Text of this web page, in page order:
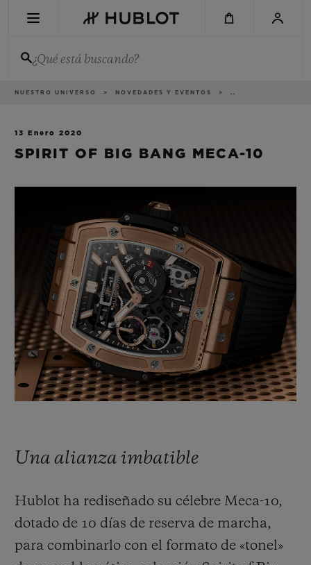
¿Qué está buscando?
Ruta
NUESTRO UNIVERSO NOVEDADES Y EVENTOS ..
13 Enero 2020
SPIRIT OF BIG BANG MECA-10
Una alianza imbatible
Hublot ha rediseñado su célebre Meca-10,
dotado de 10 días de reserva de marcha,
para combinarlo con el formato de «tonel»
NOVEDADES
BIG BANG
SUMMER MULTI-
COLORED CERAMIC
BIG BANG
PEACH CERAMIC
SPIRIT OF BIG
ESSENTIAL
ONLINE
SERVICIOS EXCLUSIVOS
DEVOLUCIONES Y ENVÍOS GRATUITOS